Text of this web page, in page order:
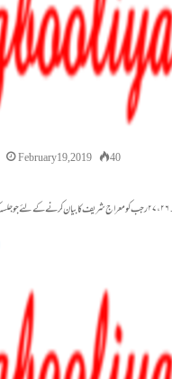
February 19, 2019 40